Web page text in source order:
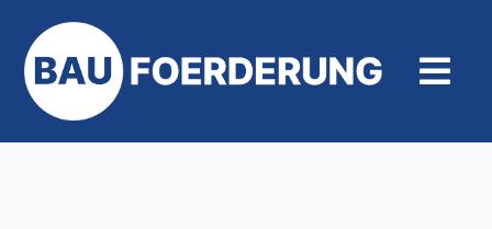
Inhalt
springen